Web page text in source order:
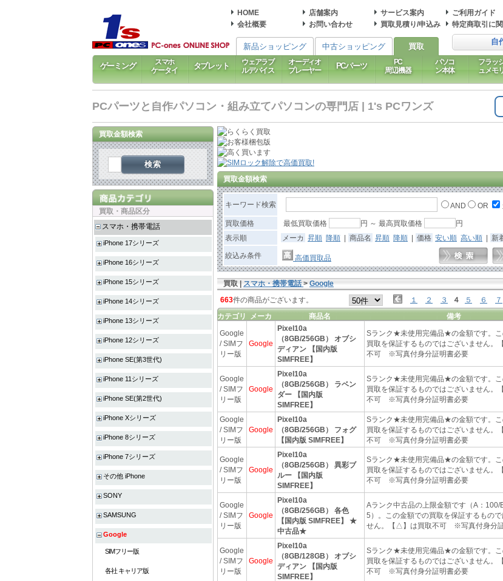
HOME 店舗案内 サービス案内 ご利用ガイド
会社概要
お問い合わせ 買取見積り/申込み 特定商取引に
自
新品ショッピング 中古ショッピング 買取
ゲーミング
スマホ
ケータイ
タブレット
ウェアラブ
ルデバイス
オーディオ
プレーヤー
PCパーツ
PC
周辺機器
パソコ
ン本体
フラッ
ュメモ
PCパーツと自作パソコン・組み立てパソコンの専門店 | 1's PCワンズ
買取金額検索
キーワード検索 AND OR
買取価格 最低買取価格 円 ～ 最高買取価格
円
表示順
メーカ 昇順 降順 | 商品名 昇順 降順 | 価格 安い順 高い順 | 新
絞込み条件 高価買取品
買取 | スマホ・携帯電話 > Google
663件の商品がございます。 １ ２ ３ ４ ５ ６ ７
カテゴリ メーカ 商品名 備考
Google
/ SIMフ
リー版
Google
Pixel10a
（8GB/256GB） オブシ
ディアン 【国内版
SIMFREE】
Sランク★未使用完備品★の金額です。こ
買取を保証するものではございません。
不可 ※写真付身分証明書必要
Google
/ SIMフ
リー版
Google
Pixel10a
（8GB/256GB） ラベン
ダー 【国内版
SIMFREE】
Sランク★未使用完備品★の金額です。こ
買取を保証するものではございません。
不可 ※写真付身分証明書必要
Google
/ SIMフ
リー版
Google
Pixel10a
（8GB/256GB） フォグ
【国内版 SIMFREE】
Sランク★未使用完備品★の金額です。こ
買取を保証するものではございません。
不可 ※写真付身分証明書必要
Google
/ SIMフ
リー版
Google
Pixel10a
（8GB/256GB） 異彩ブ
ルー 【国内版
SIMFREE】
Sランク★未使用完備品★の金額です。こ
買取を保証するものではございません。
不可 ※写真付身分証明書必要
Google
/ SIMフ
リー版
Google
Pixel10a
（8GB/256GB） 各色
【国内版 SIMFREE】 ★
中古品★
Aランク中古品の上限金額です（A：100/
5）。この金額での買取を保証するもので
せん。【△】は買取不可 ※写真付身分
Google
/ SIMフ
リー版
Google
Pixel10a
（8GB/128GB） オブシ
ディアン 【国内版
SIMFREE】
Sランク★未使用完備品★の金額です。こ
買取を保証するものではございません。
不可 ※写真付身分証明書必要
買取金額検索
検索
買取・商品区分
スマホ・携帯電話
iPhone 17シリーズ
iPhone 16シリーズ
iPhone 15シリーズ
iPhone 14シリーズ
iPhone 13シリーズ
iPhone 12シリーズ
iPhone SE(第3世代)
iPhone 11シリーズ
iPhone SE(第2世代)
iPhone Xシリーズ
iPhone 8シリーズ
iPhone 7シリーズ
その他 iPhone
SONY
SAMSUNG
Google
SIMフリー版
各社 キャリア版